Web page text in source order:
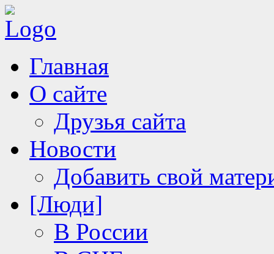
Главная
О сайте
Друзья сайта
Новости
Добавить свой
[Люди]
В России